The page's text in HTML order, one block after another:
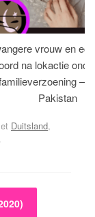
vrouw en
na lokactie
–
Pakistan
Duitsland,